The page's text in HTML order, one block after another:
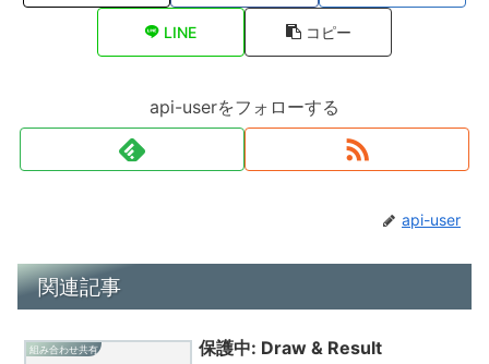
LINE コピー
api-userをフォローする
api-user
関連記事
組み合わせ共有 保護中: Draw & Result